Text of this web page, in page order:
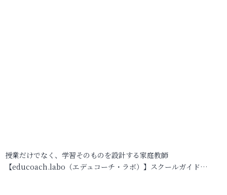
授業だけでなく、学習そのものを設計する家庭教師
【educoach.labo（エデュコーチ・ラボ）】スクールガイド…